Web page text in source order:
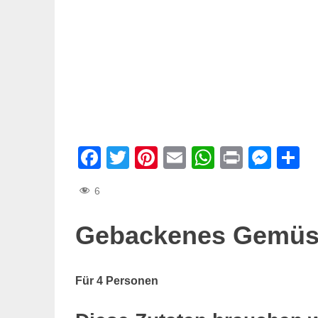
Facebook
Twitter
Pinterest
EmailWhatsApp
Print
6
Gebackenes
Für 4 Personen